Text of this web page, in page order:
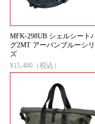
MFK-298UB シェルシート
グ2MT アーバンブルーシ
ズ
¥15,400（税込）